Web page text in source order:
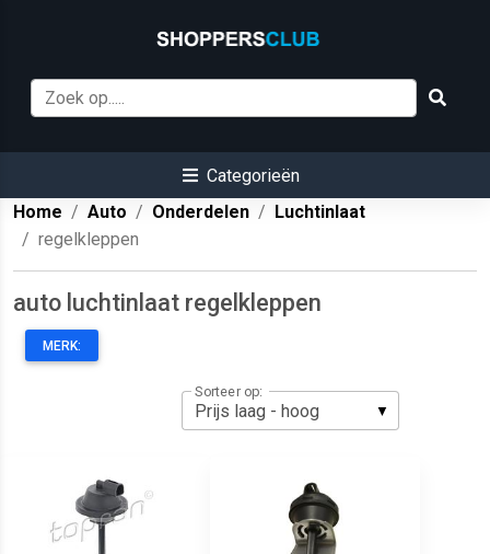
Categorieën
Home
Auto Onderdelen
Luchtinlaat
regelkleppen
auto luchtinlaat regelkleppen
MERK:
Sorteer op: